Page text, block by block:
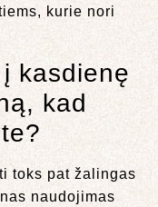
kurie nori
kasdienę
kad
toks pat žalingas
naudojimas